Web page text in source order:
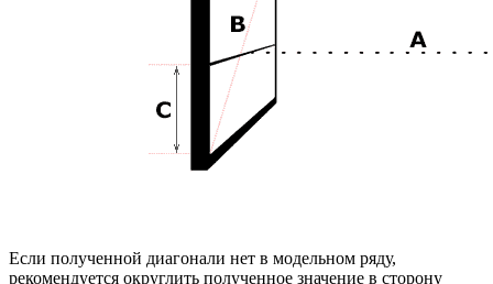
Если полученной диагонали нет в модельном ряду,
рекомендуется округлить полученное значение в сторону